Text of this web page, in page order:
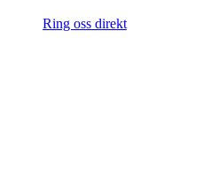
Ring oss direkt